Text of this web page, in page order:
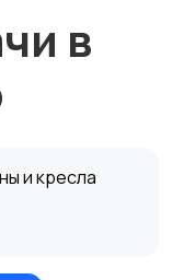
в
и кресла